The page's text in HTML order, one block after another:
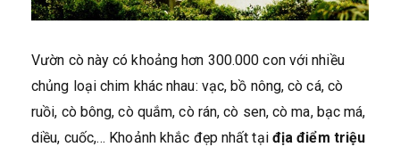
Vườn cò này có khoảng hơn 300.000 con với nhiều
chủng loại chim khác nhau: vạc, bồ nông, cò cá, cò
ruồi, cò bông, cò quắm, cò rán, cò sen, cò ma, bạc má,
diều, cuốc,… Khoảnh khắc đẹp nhất tạiđịa điểm triệu